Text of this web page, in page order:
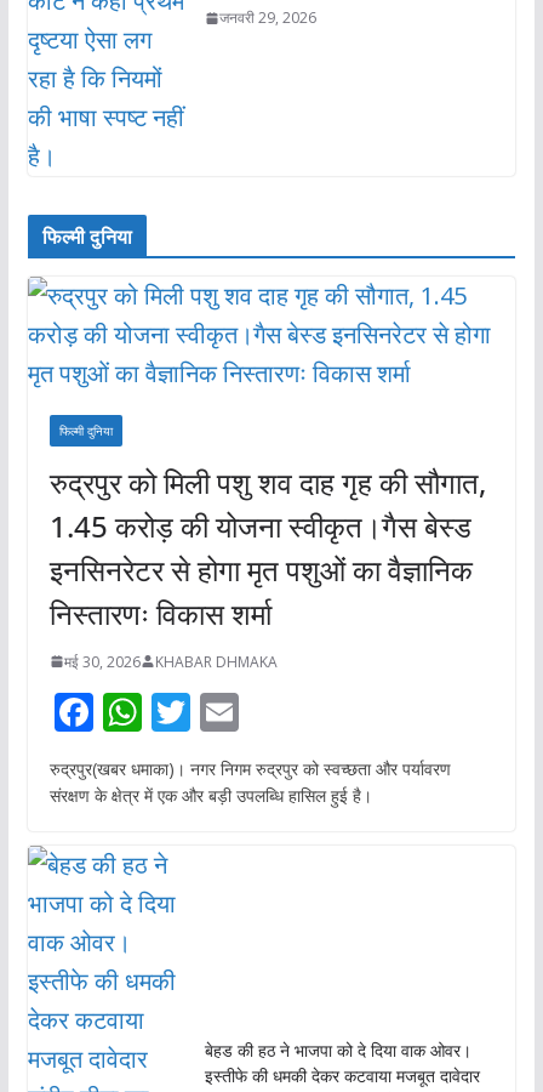
जनवरी 29, 2026
फिल्मी दुनिया
फिल्मी दुनिया
रुद्रपुर को मिली पशु शव दाह गृह की सौगात,
1.45 करोड़ की योजना स्वीकृत।गैस बेस्ड
इनसिनरेटर से होगा मृत पशुओं का वैज्ञानिक
निस्तारणः विकास शर्मा
मई 30, 2026 KHABAR DHMAKA
F
ac
e
o
o
k
W
h
at
A
p
T
w
itt
E
ai
रुद्रपुर(खबर धमाका)। नगर निगम रुद्रपुर को स्वच्छता और पर्यावरण
संरक्षण के क्षेत्र में एक और बड़ी उपलब्धि हासिल हुई है।
बेहड की हठ ने भाजपा को दे दिया वाक ओवर।
इस्तीफे की धमकी देकर कटवाया मजबूत दावेदार